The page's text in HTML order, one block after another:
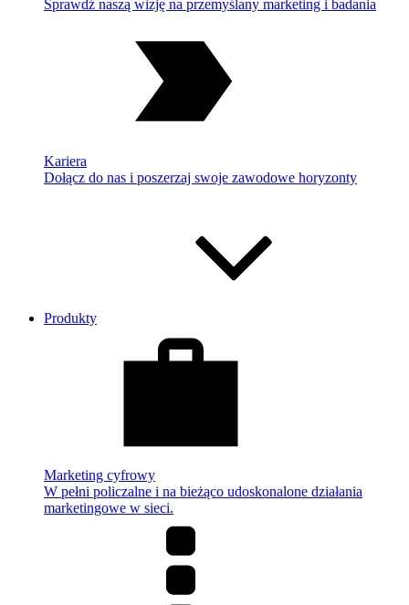
Sprawdź naszą wizję na przemyślany marketing i badania
Kariera
Dołącz do nas i poszerzaj swoje zawodowe horyzonty
Produkty
Marketing cyfrowy
W pełni policzalne i na bieżąco udoskonalone działania
marketingowe w sieci.